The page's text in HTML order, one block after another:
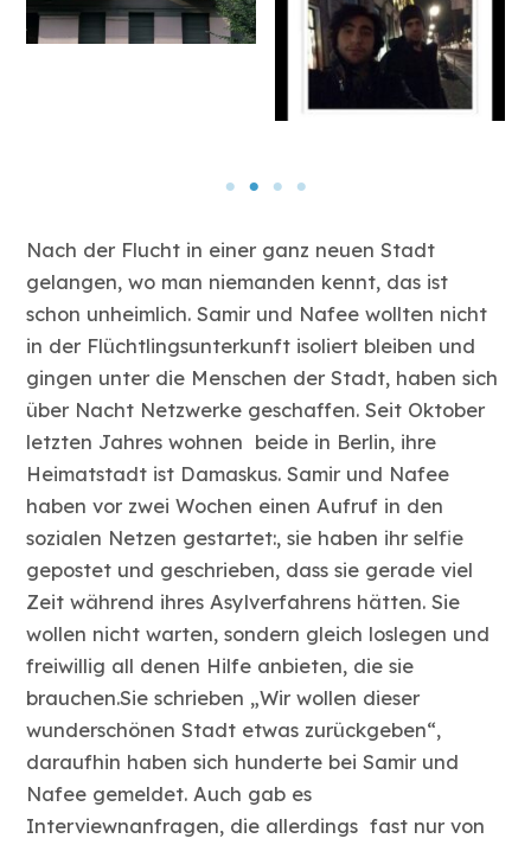
Nach der Flucht in einer ganz neuen Stadt
gelangen, wo man niemanden kennt, das ist
schon unheimlich. Samir und Nafee wollten nicht
in der Flüchtlingsunterkunft isoliert bleiben und
gingen unter die Menschen der Stadt, haben sich
über Nacht Netzwerke geschaffen. Seit Oktober
letzten Jahres wohnen beide in Berlin, ihre
Heimatstadt ist Damaskus. Samir und Nafee
haben vor zwei Wochen einen Aufruf in den
sozialen Netzen gestartet:, sie haben ihr selfie
gepostet und geschrieben, dass sie gerade viel
Zeit während ihres Asylverfahrens hätten. Sie
wollen nicht warten, sondern gleich loslegen und
freiwillig all denen Hilfe anbieten, die sie
brauchen.Sie schrieben „Wir wollen dieser
wunderschönen Stadt etwas zurückgeben“,
daraufhin haben sich hunderte bei Samir und
Nafee gemeldet. Auch gab es
Interviewnanfragen, die allerdings fast nur von